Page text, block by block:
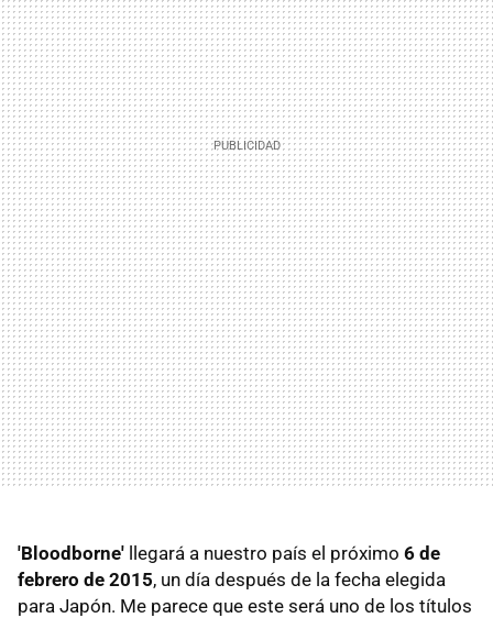
'Bloodborne' llegará a nuestro país el próximo 6 de
febrero de 2015, un día después de la fecha elegida
para Japón. Me parece que este será uno de los títulos